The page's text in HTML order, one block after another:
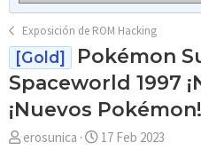
Exposición de ROM Hacking
[Gold]
Pokémon
Spaceworld 1997
¡Nuevos
A
erosunica
F17 Feb 2023